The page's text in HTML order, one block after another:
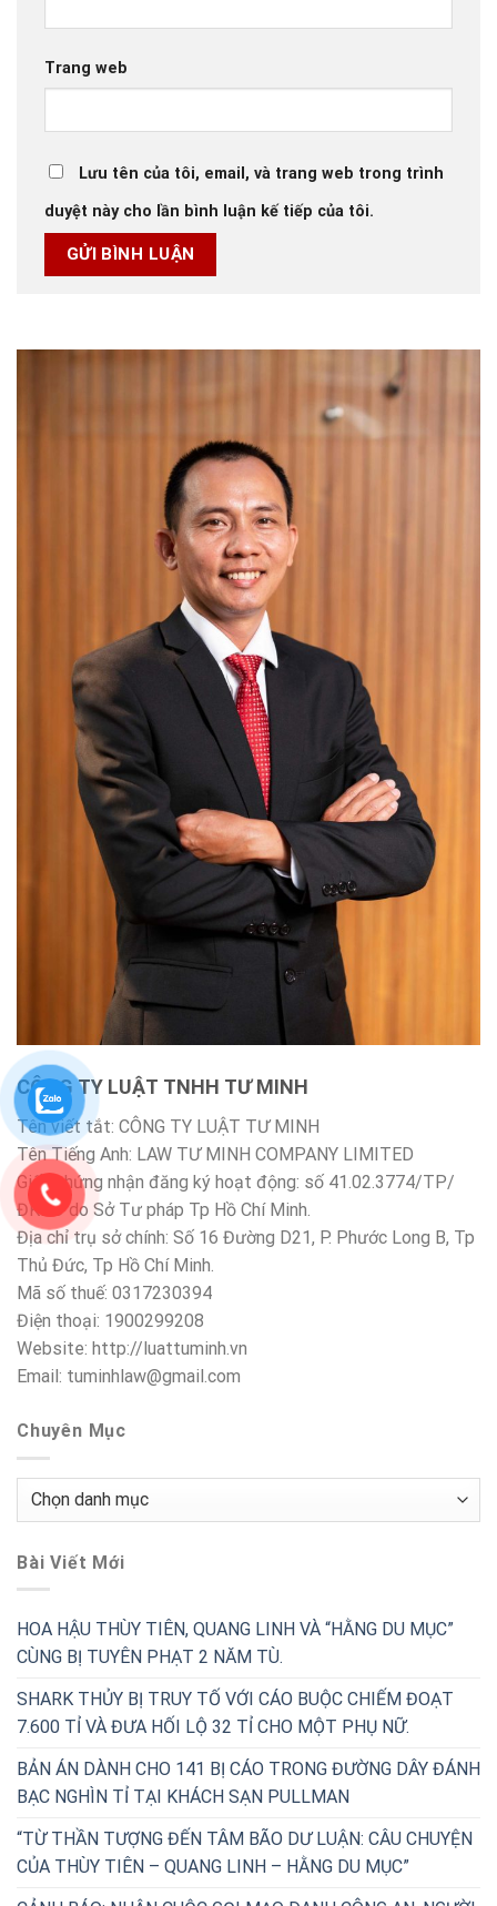
Trang web
Lưu tên của tôi, email, và trang web trong trình
duyệt này cho lần bình luận kế tiếp của tôi.
CÔNG TY LUẬT TNHH TƯ MINH
Tên viết tắt: CÔNG TY LUẬT TƯ MINH
Tên Tiếng Anh: LAW TƯ MINH COMPANY LIMITED
Giấy chứng nhận đăng ký hoạt động: số 41.02.3774/TP/
ĐKHĐ do Sở Tư pháp Tp Hồ Chí Minh.
Địa chỉ trụ sở chính: Số 16 Đường D21, P. Phước Long B, Tp
Thủ Đức, Tp Hồ Chí Minh.
Mã số thuế: 0317230394
Điện thoại: 1900299208
Website: http://luattuminh.vn
Email: tuminhlaw@gmail.com
Chuyên Mục
Chuyên
Bài Viết Mới
HOA HẬU THÙY TIÊN, QUANG LINH VÀ “HẰNG DU MỤC”
CÙNG BỊ TUYÊN PHẠT 2 NĂM TÙ.
SHARK THỦY BỊ TRUY TỐ VỚI CÁO BUỘC CHIẾM ĐOẠT
7.600 TỈ VÀ ĐƯA HỐI LỘ 32 TỈ CHO MỘT PHỤ NỮ.
BẢN ÁN DÀNH CHO 141 BỊ CÁO TRONG ĐƯỜNG DÂY ĐÁNH
BẠC NGHÌN TỈ TẠI KHÁCH SẠN PULLMAN
“TỪ THẦN TƯỢNG ĐẾN TÂM BÃO DƯ LUẬN: CÂU CHUYỆN
CỦA THÙY TIÊN – QUANG LINH – HẰNG DU MỤC”